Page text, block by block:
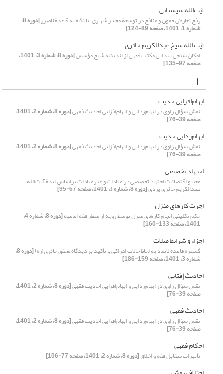
آیت‌الله سیستانی
رفعِ تعارض حقوق و منافع در توسعۀ معابـر شهـری، با نگاه به قاعدۀ لاضرر [دوره 8،
شماره 1، 1401، صفحه 89-124]
آیت الله شیخ عبدالکریم حائری
امکان سنجی پیدایی مکتب فقهی از اندیشه شیخ مؤسس [دوره 8، شماره 3، 1401،
صفحه 97-135]
ا
ابهام‌افزایی حدیث
نقش سؤال راوی در ابهام‌زدایی و ابهام‌افزایی احادیث فقهی [دوره 8، شماره 2، 1401،
صفحه 39-76]
ابهام‌زدایی حدیث
نقش سؤال راوی در ابهام‌زدایی و ابهام‌افزایی احادیث فقهی [دوره 8، شماره 2، 1401،
صفحه 39-76]
اجتهاد تخصصی
معنا و اقتضائات اجتهاد تخصصی در عبادات و غیرعبادات براساسِ ایدۀ آیت‌الله
عبدالکریم حائری یزدی[دوره 8، شماره 3، 1401، صفحه 67-95]
اجرت کارهای منزل
حکم تکلیفی انجام کارهای منزل توسط زوجه از منظر فقه امامیه [دوره 8، شماره 4،
1401، صفحه 133-160]
اجزاء و شرایط صلات
گستره قاعده لاتعاد به لحاظ حالات ادراکی با تأکید بر دیدگاه محقق حائری(ره) [دوره 8،
شماره 3، 1401، صفحه 159-186]
احادیث إفتایی
نقش سؤال راوی در ابهام‌زدایی و ابهام‌افزایی احادیث فقهی [دوره 8، شماره 2، 1401،
صفحه 39-76]
احادیث فقهی
نقش سؤال راوی در ابهام‌زدایی و ابهام‌افزایی احادیث فقهی [دوره 8، شماره 2، 1401،
صفحه 39-76]
احکام فقهی
تأثیرات متقابل فقه و اخلاق[دوره 8، شماره 2، 1401، صفحه 77-106]